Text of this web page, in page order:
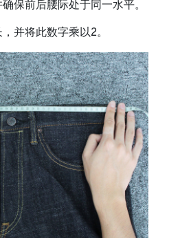
保前后腰际处于同一水平。
并将此数字乘以2。